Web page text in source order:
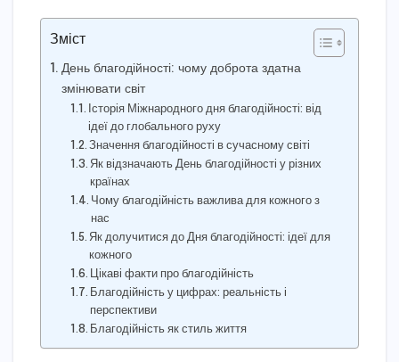
Зміст
День благодійності: чому доброта здатна
змінювати світ
Історія Міжнародного дня благодійності: від
ідеї до глобального руху
Значення благодійності в сучасному світі
Як відзначають День благодійності у різних
країнах
Чому благодійність важлива для кожного з
нас
Як долучитися до Дня благодійності: ідеї для
кожного
Цікаві факти про благодійність
Благодійність у цифрах: реальність і
перспективи
Благодійність як стиль життя